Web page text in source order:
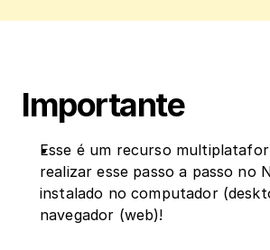
Importante
Esse é um recurso
realizar esse passo a passo no
instalado no computador
navegador (web)!